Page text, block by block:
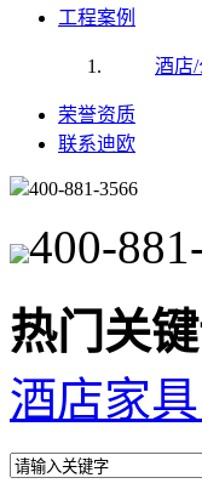
工程案例
酒店/
荣誉资质
联系迪欧
400-881-3566
400-
热门关键
酒店家具